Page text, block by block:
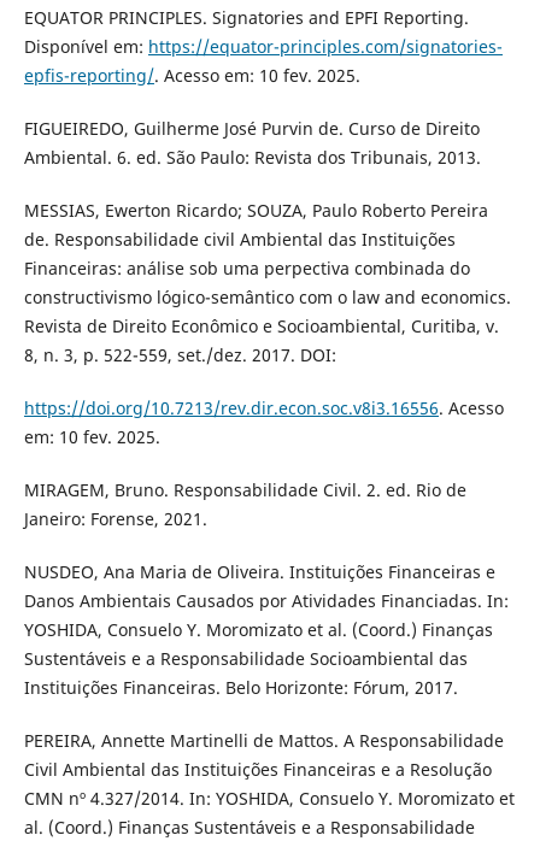
EQUATOR PRINCIPLES. Signatories and EPFI Reporting.
Disponível em: https://equator-principles.com/signatories-
epfis-reporting/. Acesso em: 10 fev. 2025.
FIGUEIREDO, Guilherme José Purvin de. Curso de Direito
Ambiental. 6. ed. São Paulo: Revista dos Tribunais, 2013.
MESSIAS, Ewerton Ricardo; SOUZA, Paulo Roberto Pereira
de. Responsabilidade civil Ambiental das Instituições
Financeiras: análise sob uma perpectiva combinada do
constructivismo lógico-semântico com o law and economics.
Revista de Direito Econômico e Socioambiental, Curitiba, v.
8, n. 3, p. 522-559, set./dez. 2017. DOI:
https://doi.org/10.7213/rev.dir.econ.soc.v8i3.16556. Acesso
em: 10 fev. 2025.
MIRAGEM, Bruno. Responsabilidade Civil. 2. ed. Rio de
Janeiro: Forense, 2021.
NUSDEO, Ana Maria de Oliveira. Instituições Financeiras e
Danos Ambientais Causados por Atividades Financiadas. In:
YOSHIDA, Consuelo Y. Moromizato et al. (Coord.) Finanças
Sustentáveis e a Responsabilidade Socioambiental das
Instituições Financeiras. Belo Horizonte: Fórum, 2017.
PEREIRA, Annette Martinelli de Mattos. A Responsabilidade
Civil Ambiental das Instituições Financeiras e a Resolução
CMN nº 4.327/2014. In: YOSHIDA, Consuelo Y. Moromizato et
al. (Coord.) Finanças Sustentáveis e a Responsabilidade